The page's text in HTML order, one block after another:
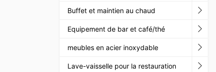
Buffet et maintien au chaud
Equipement de bar et café/thé
meubles en acier inoxydable
Lave-vaisselle pour la restauration